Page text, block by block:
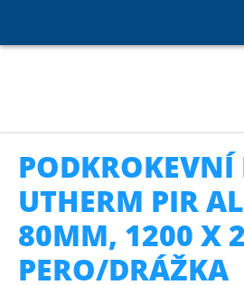
PODKROKEVNÍ
UTHERM PIR
80MM, 1200 X
PERO/DRÁŽKA